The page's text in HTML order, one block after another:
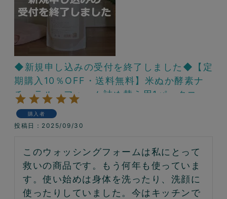
◆新規申し込みの受付を終了しました◆【定
期購入10％OFF・送料無料】米ぬか酵素ナ
チュラル・フォーム詰め替え用1パックコー
ス
購入者
投稿日 2025/09/30
このウォッシングフォームは私にとって
救いの商品です。もう何年も使っていま
す。使い始めは身体を洗ったり、洗顔に
使ったりしていました。今はキッチンで